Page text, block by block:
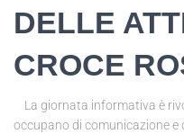
DELLE
CROCE
La giornata informativa è
occupano di comunicazione e